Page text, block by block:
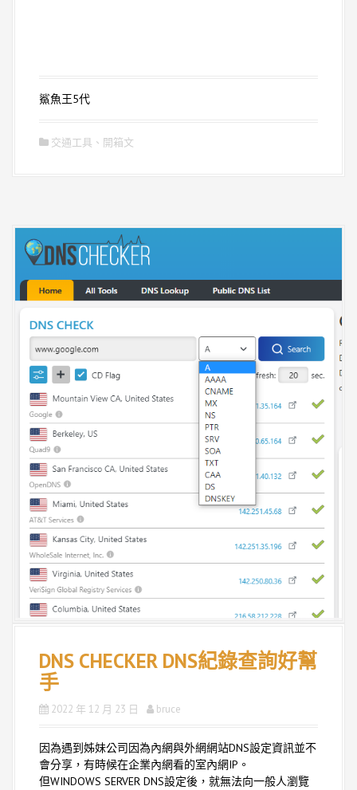
鯊魚王5代
交通工具 、 開箱文
DNS CHECKER DNS紀錄查詢好幫
手
2022 年 12 月 23 日 bruce
因為遇到姊妹公司因為內網與外網網站DNS設定資訊並不
會分享，有時候在企業內網看的室內網IP。
但WINDOWS SERVER DNS設定後，就無法向一般人瀏覽